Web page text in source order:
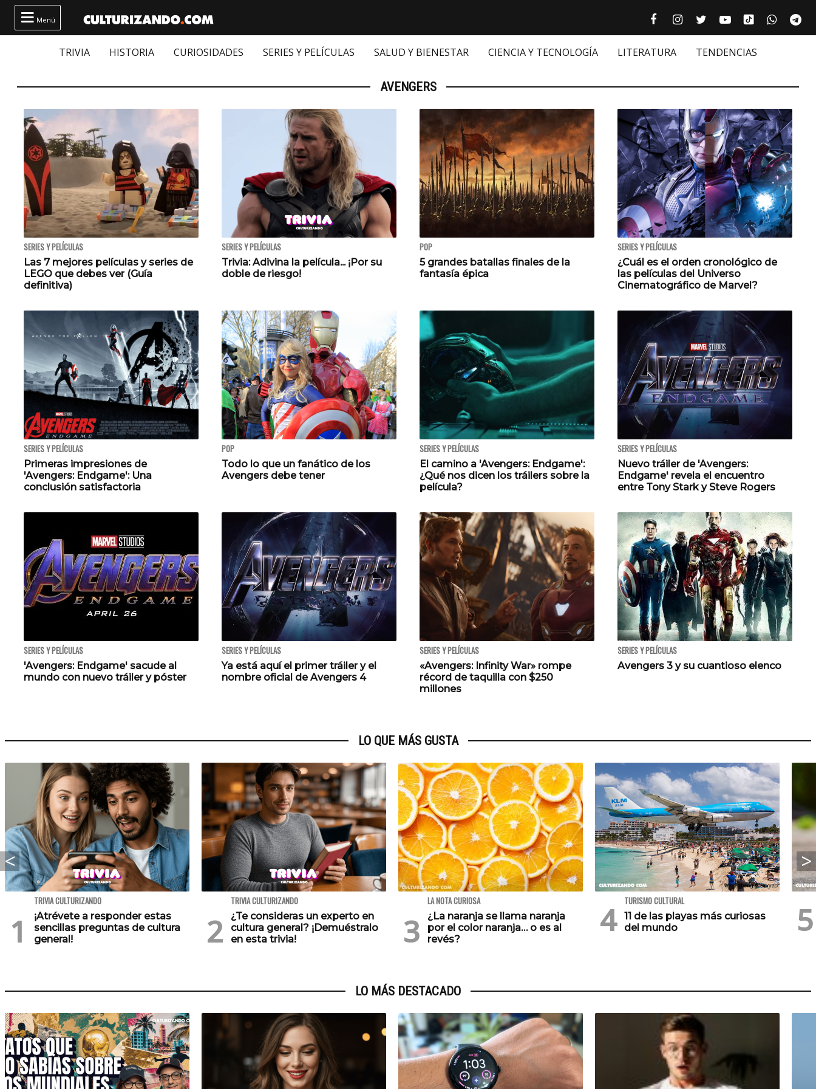
 Menú  Facebook culturizando.com |
 Instagram
 Twitter
 Youtube
Tiktok
 
TRIVIA HISTORIA CURIOSIDADES SERIES Y PELÍCULAS SALUD Y BIENESTAR CIENCIA Y TECNOLOGÍA LITERATURA TENDENCIAS
AVENGERS
SERIES Y PELÍCULAS
Las 7 mejores películas y series de
LEGO que debes ver (Guía
definitiva)
SERIES Y PELÍCULAS
Trivia: Adivina la película... ¡Por su
doble de riesgo!
POP
5 grandes batallas finales de la
fantasía épica
SERIES Y PELÍCULAS
¿Cuál es el orden cronológico de
las películas del Universo
Cinematográfico de Marvel?
SERIES Y PELÍCULAS
Primeras impresiones de
'Avengers: Endgame': Una
conclusión satisfactoria
POP
Todo lo que un fanático de los
Avengers debe tener
SERIES Y PELÍCULAS
El camino a 'Avengers: Endgame':
¿Qué nos dicen los tráilers sobre la
película?
SERIES Y PELÍCULAS
Nuevo tráiler de 'Avengers:
Endgame' revela el encuentro
entre Tony Stark y Steve Rogers
SERIES Y PELÍCULAS
'Avengers: Endgame' sacude al
mundo con nuevo tráiler y póster
SERIES Y PELÍCULAS
Ya está aquí el primer tráiler y el
nombre oficial de Avengers 4
SERIES Y PELÍCULAS
«Avengers: Infinity War» rompe
récord de taquilla con $250
millones
SERIES Y PELÍCULAS
Avengers 3 y su cuantioso elenco
LO QUE MÁS GUSTA
TRIVIA CULTURIZANDO
¡Atrévete a responder estas
sencillas preguntas de cultura
general!
TRIVIA CULTURIZANDO
¿Te consideras un experto en
cultura general? ¡Demuéstralo
en esta trivia!
LA NOTA CURIOSA
¿La naranja se llama naranja
por el color naranja… o es al
revés?
TURISMO CULTURAL
11 de las playas más curiosas
del mundo
LO MÁS DESTACADO